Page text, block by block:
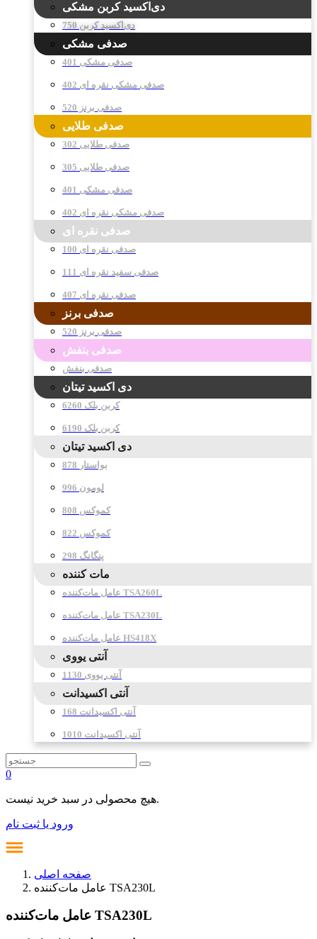
دی‌اکسید کربن مشکی
دی‌اکسید کربن 750
صدفی مشکی
صدفی مشکی 401
صدفی مشکی نقره ای 402
صدفی برنز 520
صدفی طلایی
صدفی طلایی 302
صدفی طلایی 305
صدفی مشکی 401
صدفی مشکی نقره ای 402
صدفی نقره ای
صدفی نقره ای 100
صدفی سفید نقره ای 111
صدفی نقره ای 407
صدفی برنز
صدفی برنز 520
صدفی بنفش
صدفی بنفش
دی اکسید تیتان
کربن بلک 6260
کربن بلک 6190
دی اکسید تیتان
878 بواستار
996 لومون
808 کموکس
822 کموکس
298 پنگانگ
مات کننده
عامل مات‌کننده TSA260L
عامل مات‌کننده TSA230L
عامل مات‌کننده HS418X
آنتی یووی
آنتی یووی 1130
آنتی اکسیدانت
آنتی اکسیدانت 168
آنتی اکسیدانت 1010
0
هیچ محصولی در سبد خرید نیست.
ورود یا ثبت نام
صفحه اصلی
عامل مات‌کننده TSA230L
عامل مات‌کننده TSA230L